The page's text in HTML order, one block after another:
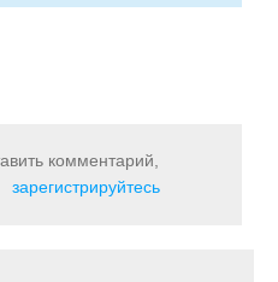
комментарий,
зарегистрируйтесь